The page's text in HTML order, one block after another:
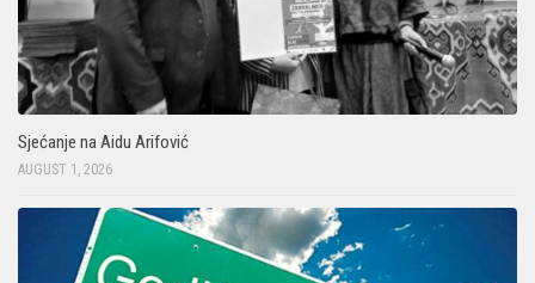
Sjećanje na Aidu Arifović
AUGUST 1, 2026